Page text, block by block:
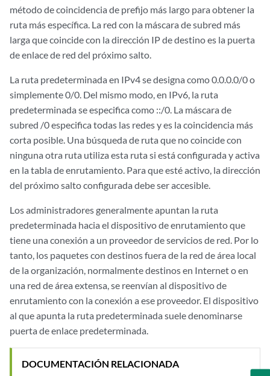
método de coincidencia de prefijo más largo para obtener la
ruta más específica. La red con la máscara de subred más
larga que coincide con la dirección IP de destino es la puerta
de enlace de red del próximo salto.
La ruta predeterminada en IPv4 se designa como 0.0.0.0/0 o
simplemente 0/0. Del mismo modo, en IPv6, la ruta
predeterminada se especifica como ::/0. La máscara de
subred /0 especifica todas las redes y es la coincidencia más
corta posible. Una búsqueda de ruta que no coincide con
ninguna otra ruta utiliza esta ruta si está configurada y activa
en la tabla de enrutamiento. Para que esté activo, la dirección
del próximo salto configurada debe ser accesible.
Los administradores generalmente apuntan la ruta
predeterminada hacia el dispositivo de enrutamiento que
tiene una conexión a un proveedor de servicios de red. Por lo
tanto, los paquetes con destinos fuera de la red de área local
de la organización, normalmente destinos en Internet o en
una red de área extensa, se reenvían al dispositivo de
enrutamiento con la conexión a ese proveedor. El dispositivo
al que apunta la ruta predeterminada suele denominarse
puerta de enlace predeterminada.
DOCUMENTACIÓN RELACIONADA